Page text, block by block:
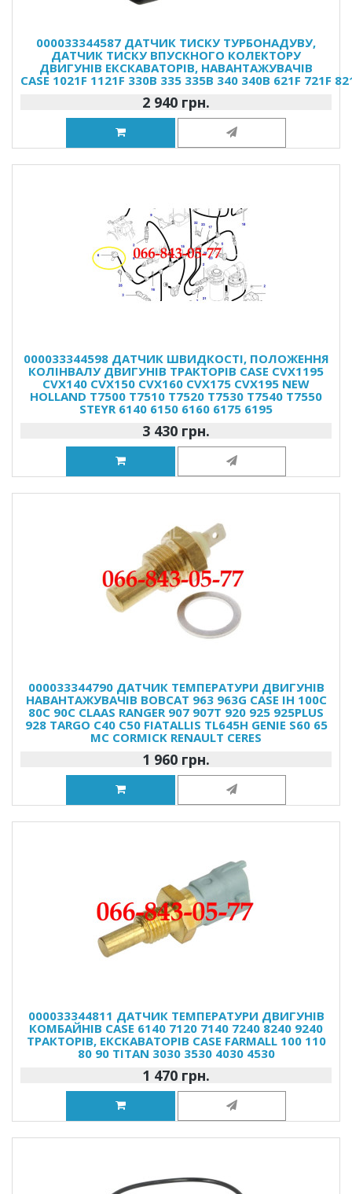
000033344587 ДАТЧИК ТИСКУ ТУРБОНАДУВУ,
ДАТЧИК ТИСКУ ВПУСКНОГО КОЛЕКТОРУ
ДВИГУНІВ ЕКСКАВАТОРІВ, НАВАНТАЖУВАЧІВ
CASE 1021F 1121F 330B 335 335B 340 340B 621F 721F
2 940 грн.
000033344598 ДАТЧИК ШВИДКОСТІ, ПОЛОЖЕННЯ
КОЛІНВАЛУ ДВИГУНІВ ТРАКТОРІВ CASE CVX1195
CVX140 CVX150 CVX160 CVX175 CVX195 NEW
HOLLAND T7500 T7510 T7520 T7530 T7540 T7550
STEYR 6140 6150 6160 6175 6195
3 430 грн.
000033344790 ДАТЧИК ТЕМПЕРАТУРИ ДВИГУНІВ
НАВАНТАЖУВАЧІВ BOBCAT 963 963G CASE IH 100C
80C 90C CLAAS RANGER 907 907T 920 925 925PLUS
928 TARGO C40 C50 FIATALLIS TL645H GENIE S60 65
MC CORMICK RENAULT CERES
1 960 грн.
000033344811 ДАТЧИК ТЕМПЕРАТУРИ ДВИГУНІВ
КОМБАЙНІВ CASE 6140 7120 7140 7240 8240 9240
ТРАКТОРІВ, ЕКСКАВАТОРІВ CASE FARMALL 100 110
80 90 TITAN 3030 3530 4030 4530
1 470 грн.